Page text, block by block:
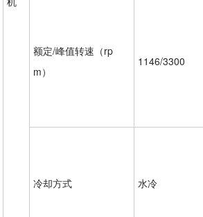
额定/峰值转速（rp
m）
1146/3300
冷却方式 水冷